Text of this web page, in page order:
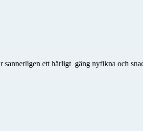
ett härligt gäng nyfikna och